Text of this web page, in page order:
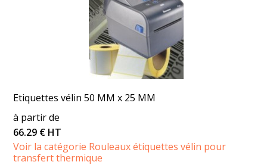
Etiquettes vélin 50 MM x 25 MM
à partir de
66.29 € HT
Voir la catégorie Rouleaux étiquettes vélin pour
transfert thermique